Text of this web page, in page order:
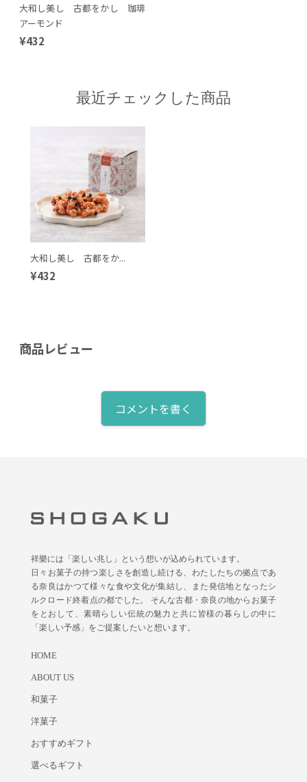
大和し美し 古都をかし 珈琲
アーモンド
¥432
最近チェックした商品
大和し美し 古都をか...
¥432
商品レビュー
コメントを書く
祥樂には「楽しい兆し」という想いが込められています。
日々お菓子の持つ楽しさを創造し続ける、わたしたちの拠点であ
る奈良はかつて様々な食や文化が集結し、また発信地となったシ
ルクロード終着点の都でした。 そんな古都・奈良の地からお菓子
をとおして、素晴らしい伝統の魅力と共に皆様の暮らしの中に
「楽しい予感」をご提案したいと想います。
HOME
ABOUT US
和菓子
洋菓子
おすすめギフト
選べるギフト